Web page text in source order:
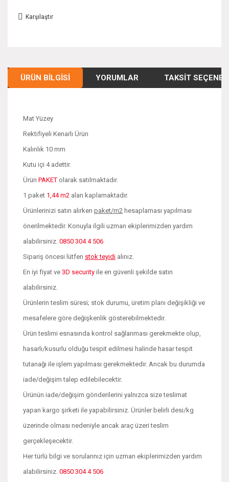
Karşılaştır
ÜRÜN BILGISI YORUMLAR TAKSIT
Mat Yüzey
Rektifiyeli Kenarlı Ürün
Kalınlık 10 mm
Kutu içi 4 adettir.
Ürün PAKET olarak satılmaktadır.
1 paket 1,44 m2 alan kaplamaktadır.
Ürünlerinizi satın alırken paket/m2 hesaplaması yapılması
önerilmektedir. Konuyla ilgili uzman ekiplerimizden yardım
alabilirsiniz. 0850 304 4 506
Sipariş öncesi lütfen stok teyidi alınız.
En iyi fiyat ve 3D security ile en güvenli şekilde satın
alabilirsiniz.
Ürünlerin teslim süresi; stok durumu, üretim planı değişikliği ve
mesafelere göre değişkenlik gösterebilmektedir.
Ürün teslimi esnasında kontrol sağlanması gerekmekte olup,
hasarlı/kusurlu olduğu tespit edilmesi halinde hasar tespit
tutanağı ile işlem yapılması gerekmektedir. Ancak bu durumda
iade/değişim talep edilebilecektir.
Ürünün iade/değişim gönderilerini yalnızca size teslimat
yapan kargo şirketi ile yapabilirsiniz. Ürünler belirli desi/kg
üzerinde olması nedeniyle ancak araç üzeri teslim
gerçekleşecektir.
Her türlü bilgi ve sorularınız için uzman ekiplerimizden yardım
alabilirsiniz. 0850 304 4 506